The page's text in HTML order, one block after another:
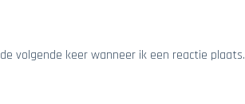
volgende keer wanneer ik een reactie plaats.